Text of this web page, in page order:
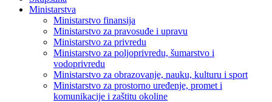
Ministarstva
Ministarstvo finansija
Ministarstvo za pravosuđe i upravu
Ministarstvo za privredu
Ministarstvo za poljoprivredu, šumarstvo i
vodoprivredu
Ministarstvo za obrazovanje, nauku, kulturu i sport
Ministarstvo za prostorno uređenje, promet i
komunikacije i zaštitu okoline